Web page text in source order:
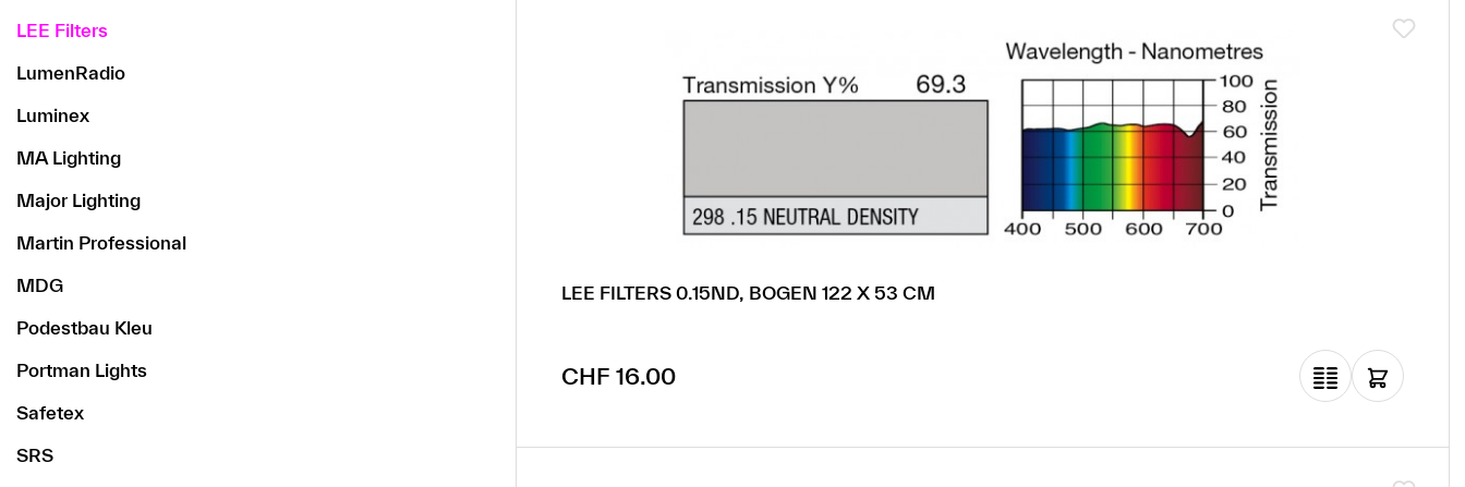
LEE Filters
LumenRadio
Luminex
MA Lighting
Major Lighting
Martin Professional
MDG
Podestbau Kleu
Portman Lights
Safetex
SRS
LEE FILTERS 0.15ND, BOGEN 122 X 53 CM
Regulärer Preis:
CHF 16.00